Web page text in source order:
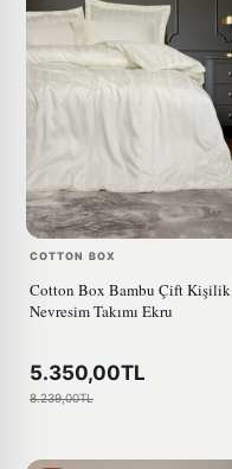
COTTON BOX
Cotton Box Bambu Çift Kişilik
Nevresim Takımı Ekru
5.350,00TL
8.239,00TL